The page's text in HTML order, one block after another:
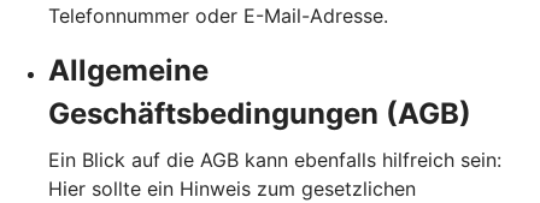
Telefonnummer oder E-Mail-Adresse.
Allgemeine
Geschäftsbedingungen (AGB)
Ein Blick auf die AGB kann ebenfalls hilfreich sein:
Hier sollte ein Hinweis zum gesetzlichen